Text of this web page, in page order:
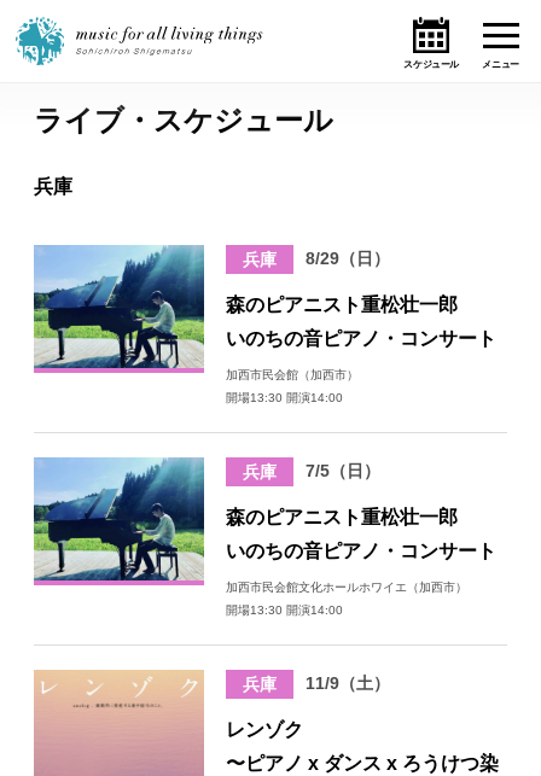
ホーム
テーマ
ライブ・スケジュール
ギャラリー
日々のレポート
Specials
ライブ・スケジュール
兵庫
兵庫 8/29（日）
森のピアニスト重松壮一郎
いのちの音ピアノ・コンサート
加西市民会館（加西市）
開場13:30 開演14:00
兵庫 7/5（日）
森のピアニスト重松壮一郎
いのちの音ピアノ・コンサート
加西市民会館文化ホールホワイエ（加西市）
開場13:30 開演14:00
兵庫 11/9（土）
レンゾク
〜ピアノ x ダンス x ろうけつ染